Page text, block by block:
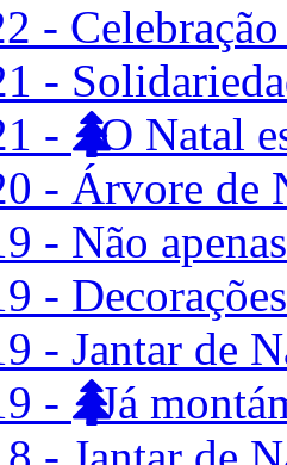
-
-
-
O Natal
- Árvore de
- Não
-
- Jantar de
-
Já